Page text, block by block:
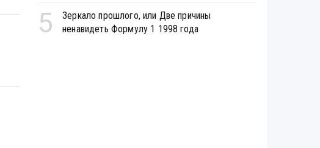
5
Зеркало прошлого, или Две причины
ненавидеть Формулу 1 1998 года